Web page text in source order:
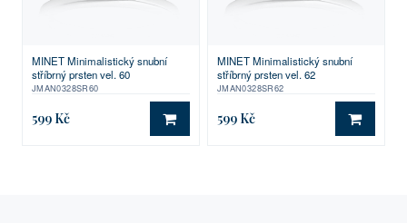
MINET Minimalistický snubní
stříbrný prsten vel. 60
JMAN0328SR60
599 Kč DO KOŠÍKU
MINET Minimalistický snubní
stříbrný prsten vel. 62
JMAN0328SR62
599 Kč DO